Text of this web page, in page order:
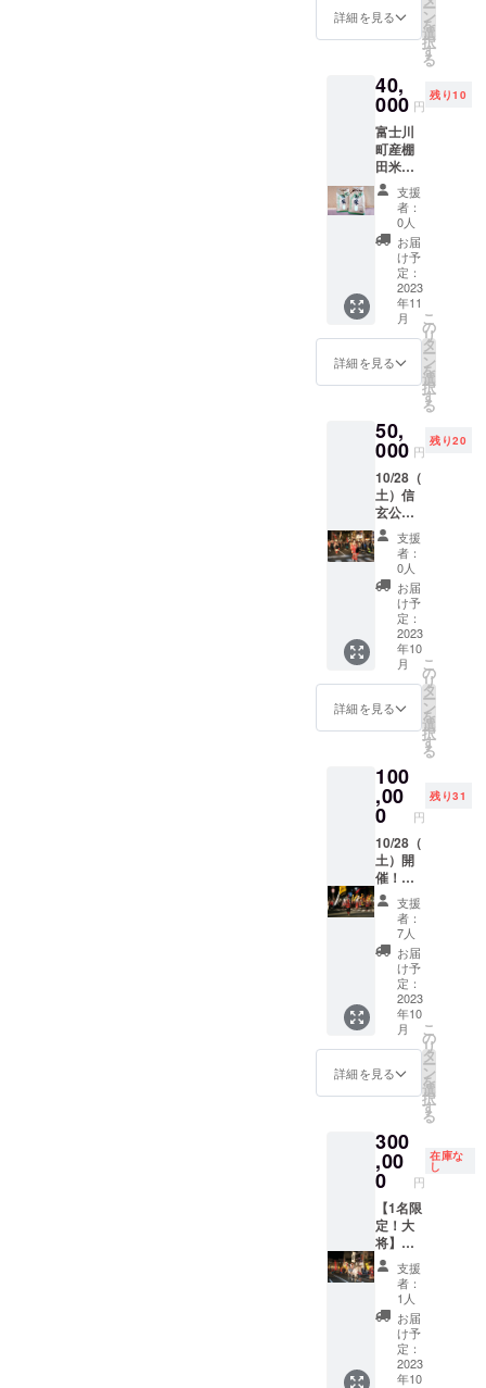
商品の
す。商
品開封
前には
必ずお
届けの
リター
ンに貼
付され
たラベ
ルや注
意書き
をご確
認くだ
さい。
前をご
（文字
のみ／
.1〜
2024.10
月末）
岳・純
米大吟
２０ｍ
ｌ 富
士川町
は江戸
時代、
将軍に
氷を献
上した
水の
里。美
味しい
水で醸
した地
酒をど
うぞ。
感謝を
込めて
会のHP
でお名
示させ
ていた
だきま
す。 必
ず備考
欄に掲
載を希
望され
るお名
前をご
記入く
ださ
い。
（文字
2023.11
2024.10
月末）
「※20歳
者によ
る飲酒
は法令
で禁止
されて
いま
す。20
歳未満
の方は
このリ
ターン
を選択
できま
せ
詳細を見る ー
ン
を
選
択
す
る
40,
000 円
残り10
富士川
町産棚
田米＆
地酒
セット
棚田米
10kg 本
菱７２
０ｍ
ｌ 虎
王丸７
２０ｍ
ｌ 春
鶯囀お
燗セッ
岳・純
米大吟
醸・辛
口）７
２０ｍ
ｌ 富
士川町
は江戸
時代、
将軍に
氷を献
上した
水の
里。美
味しい
水でつ
くった
ぞ。 感
謝を込
めて富
士川町
観光物
産協会
のHPで
お名前
を掲示
させて
いただ
きま
す。 必
ず備考
欄に掲
載を希
望され
るお名
い。
（文字
のみ／
2023.11
.1〜
2024.10
月末）
「※20歳
未満の
者によ
る飲酒
は法令
で禁止
されて
いま
支援
者：
0人
お届
け予
定：
2023
年11
月
詳細を見る
こ
の
リ
タ
ー
ン
を
選
択
す
る
50,
000 円
残り20
10/28（
土）信
玄公祭
り武田
武者行
列観覧
（応
援）＋
宿泊（1
泊2日／
甲府駅
までの
送迎付
き）に
利用で
ン ※甲
府駅集
合で
す。甲
府駅ま
で、甲
府駅か
らの移
動は各
自で手
配をお
願い致
しま
す。 ※
山梨県
内の移
動に関
しては
お申込
絡いた
しま
す。 ＜
工程例
＞※詳細
は別途
各自に
ご連絡
となり
ます。
１０月
２８日
（土）
甲府駅
集合
支援
者：
0人
お届
け予
定：
2023
年10
月
詳細を見る
こ
の
リ
タ
ー
ン
を
選
択
す
る
100
,00
0 円
残り31
10/28（
土）開
催！武
田武者
行列行
列参加
＋宿泊
（1泊2
日）に
利用で
きる
クーポ
ン ※当
日必ず
参加で
し込み
くださ
い。 ※
甲府駅
まで、
甲府駅
からの
移動は
各自で
手配を
お願い
致しま
す。 ※
山梨県
内の移
支援
者：
7人
お届
け予
定：
2023
年10
月
詳細を見る
こ
の
リ
タ
ー
ン
を
選
択
す
る
300
,00
0 円
在庫な
し
【1名限
定！大
将】
10/28（
土）開
催！武
田武者
行列
（大
将）＋
宿泊（1
支援
者：
1人
お届
け予
定：
2023
年10